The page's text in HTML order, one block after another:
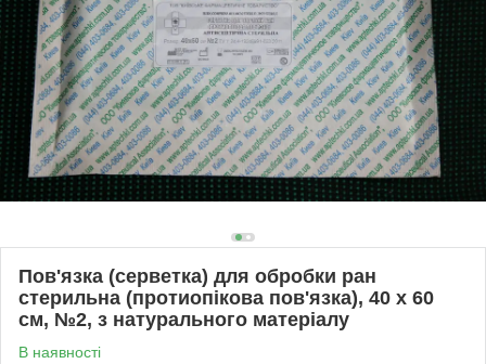
Пов'язка (серветка) для обробки ран
стерильна (протиопікова пов'язка), 40 x 60
см, №2, з натурального матеріалу
В наявності